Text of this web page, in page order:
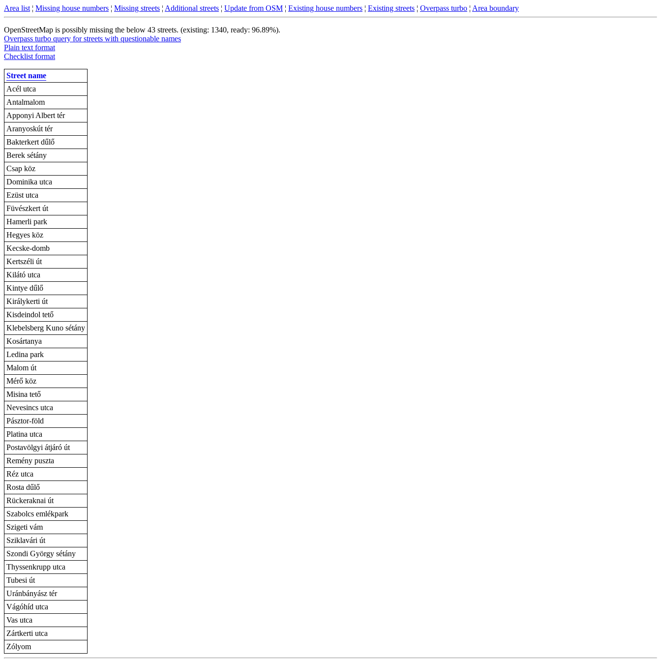
Area list ¦ Missing house numbers ¦ Missing streets ¦ Additional streets ¦ Update from OSM ¦ Existing house numbers ¦ Existing streets ¦ Overpass turbo ¦ Area boundary
OpenStreetMap is possibly missing the below 43 streets. (existing: 1340, ready: 96.89%).
Overpass turbo query for streets with questionable names
Plain text format
Checklist format
Street name
Acél utca
Antalmalom
Apponyi Albert tér
Aranyoskút tér
Bakterkert dűlő
Berek sétány
Csap köz
Dominika utca
Ezüst utca
Füvészkert út
Hamerli park
Hegyes köz
Kecske-domb
Kertszéli út
Kilátó utca
Kintye dűlő
Királykerti út
Kisdeindol tető
Klebelsberg Kuno sétány
Kosártanya
Ledina park
Malom út
Mérő köz
Misina tető
Nevesincs utca
Pásztor-föld
Platina utca
Postavölgyi átjáró út
Remény puszta
Réz utca
Rosta dűlő
Rückeraknai út
Szabolcs emlékpark
Szigeti vám
Sziklavári út
Szondi György sétány
Thyssenkrupp utca
Tubesi út
Uránbányász tér
Vágóhíd utca
Vas utca
Zártkerti utca
Zólyom